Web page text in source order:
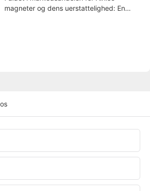
magneter og dens uerstattelighed: En